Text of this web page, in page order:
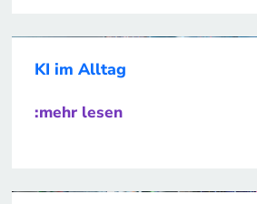
KI im Alltag
:mehr lesen